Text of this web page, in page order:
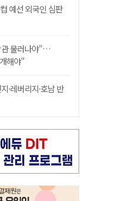
예선 외국인 심판
관 물러나야"…
해야"
·레버리지·호남 반